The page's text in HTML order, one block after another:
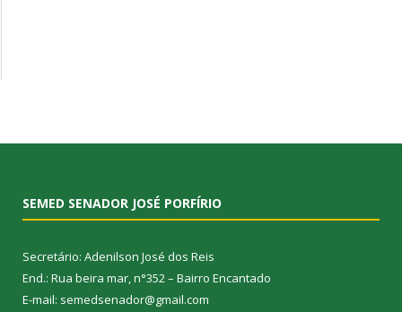
SEMED SENADOR JOSÉ PORFÍRIO
Secretário: Adenilson José dos Reis
End.: Rua beira mar, n°352 – Bairro Encantado
E-mail: semedsenador@gmail.com